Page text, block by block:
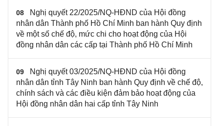
08
Nghị quyết 22/2025/NQ-HĐND của Hội đồng
nhân dân Thành phố Hồ Chí Minh ban hành Quy định
về một số chế độ, mức chi cho hoạt động của Hội
đồng nhân dân các cấp tại Thành phố Hồ Chí Minh
09
Nghị quyết 03/2025/NQ-HĐND của Hội đồng
nhân dân tỉnh Tây Ninh ban hành Quy định về chế độ,
chính sách và các điều kiện đảm bảo hoạt động của
Hội đồng nhân dân hai cấp tỉnh Tây Ninh